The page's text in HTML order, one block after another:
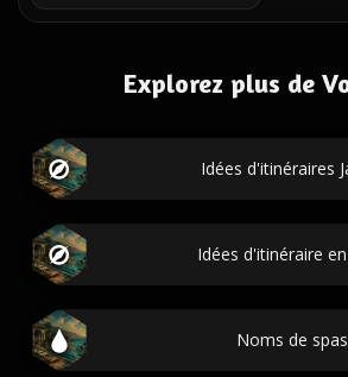
Explorez plus de
Idées d'itinéraires
Idées d'itinéraire
Noms de spas